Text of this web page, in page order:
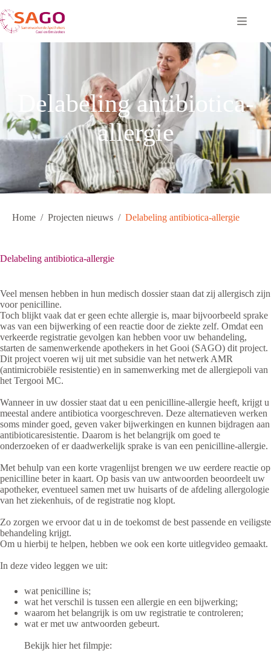
naar
de
Delabeling antibiotica-
allergie
Home / Projecten nieuws / Delabeling antibiotica-allergie
Delabeling antibiotica-allergie
Veel mensen hebben in hun medisch dossier staan dat zij allergisch zijn
voor penicilline.
Toch blijkt vaak dat er geen echte allergie is, maar bijvoorbeeld sprake
was van een bijwerking of een reactie door de ziekte zelf. Omdat een
verkeerde registratie gevolgen kan hebben voor uw behandeling,
starten de samenwerkende apothekers in het Gooi (SAGO) dit project.
Dit project voeren wij uit met subsidie van het netwerk AMR
(antimicrobiële resistentie) en in samenwerking met de allergiepoli van
het Tergooi MC.
Wanneer in uw dossier staat dat u een penicilline-allergie heeft, krijgt u
meestal andere antibiotica voorgeschreven. Deze alternatieven werken
soms minder goed, geven vaker bijwerkingen en kunnen bijdragen aan
antibioticaresistentie. Daarom is het belangrijk om goed te
onderzoeken of er daadwerkelijk sprake is van een penicilline-allergie.
Met behulp van een korte vragenlijst brengen we uw eerdere reactie op
penicilline beter in kaart. Op basis van uw antwoorden beoordeelt uw
apotheker, eventueel samen met uw huisarts of de afdeling allergologie
van het ziekenhuis, of de registratie nog klopt.
Zo zorgen we ervoor dat u in de toekomst de best passende en veiligste
behandeling krijgt.
Om u hierbij te helpen, hebben we ook een korte uitlegvideo gemaakt.
In deze video leggen we uit:
wat penicilline is;
wat het verschil is tussen een allergie en een bijwerking;
waarom het belangrijk is om uw registratie te controleren;
wat er met uw antwoorden gebeurt.
Bekijk hier het filmpje: